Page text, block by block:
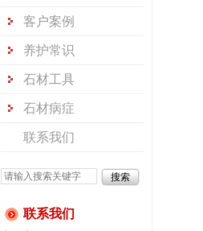
客户案例
养护常识
石材工具
石材病症
联系我们
联系我们